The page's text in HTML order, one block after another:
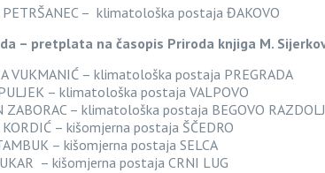
PETRŠANEC – klimatološka postaja ĐAKOVO
– pretplata na časopis Priroda knjiga M.
VUKMANIĆ – klimatološka postaja PREGRADA
– klimatološka postaja VALPOVO
ZABORAC – klimatološka postaja BEGOVO
KORDIĆ – kišomjerna postaja ŠČEDRO
– kišomjerna postaja SELCA
– kišomjerna postaja CRNI LUG